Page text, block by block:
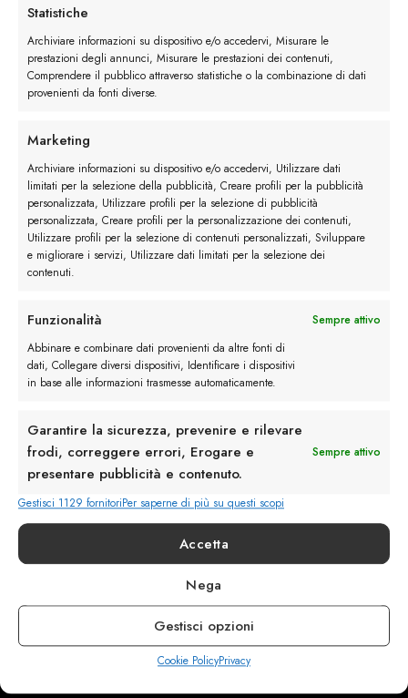
Statistiche
Archiviare informazioni su dispositivo e/o accedervi, Misurare le
prestazioni degli annunci, Misurare le prestazioni dei contenuti,
Comprendere il pubblico attraverso statistiche o la combinazione di dati
provenienti da fonti diverse.
Marketing
Archiviare informazioni su dispositivo e/o accedervi, Utilizzare dati
limitati per la selezione della pubblicità, Creare profili per la pubblicità
personalizzata, Utilizzare profili per la selezione di pubblicità
personalizzata, Creare profili per la personalizzazione dei contenuti,
Utilizzare profili per la selezione di contenuti personalizzati, Sviluppare
e migliorare i servizi, Utilizzare dati limitati per la selezione dei
contenuti.
Funzionalità
Sempre attivo
Abbinare e combinare dati provenienti da altre fonti di
dati, Collegare diversi dispositivi, Identificare i dispositivi
in base alle informazioni trasmesse automaticamente.
Garantire la sicurezza, prevenire e rilevare
frodi, correggere errori, Erogare e
presentare pubblicità e contenuto.
Sempre attivo
Gestisci 1129 fornitoriPer saperne di più su questi scopi
Accetta
Nega
Gestisci opzioni
Cookie PolicyPrivacy
←Precedente
Successivo→
Lascia un commento
Servizio Clienti
info@calzaturebelfiore.com
+39 02 468042
MI 20145 • Milano
Termini e Condizioni
Resi e Rimborsi
Spedizioni
Privacy